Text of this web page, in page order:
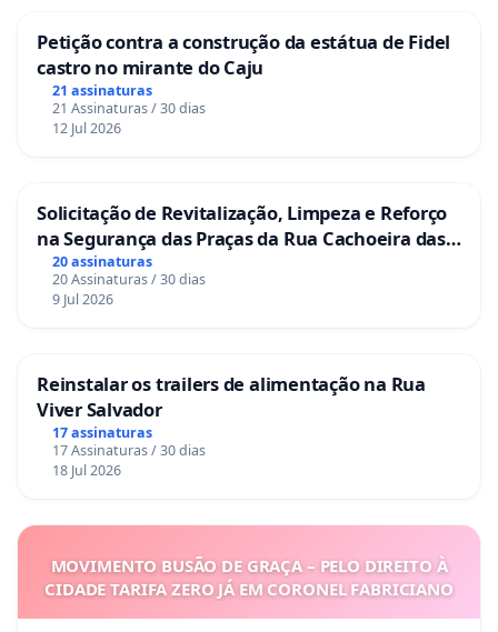
Petição contra a construção da estátua de Fidel
castro no mirante do Caju
21 assinaturas
21 Assinaturas / 30 dias
12 Jul 2026
Solicitação de Revitalização, Limpeza e Reforço
na Segurança das Praças da Rua Cachoeira das
Sete Ilhas
20 assinaturas
20 Assinaturas / 30 dias
9 Jul 2026
Reinstalar os trailers de alimentação na Rua
Viver Salvador
17 assinaturas
17 Assinaturas / 30 dias
18 Jul 2026
MOVIMENTO BUSÃO DE GRAÇA – PELO DIREITO À
CIDADE TARIFA ZERO JÁ EM CORONEL FABRICIANO